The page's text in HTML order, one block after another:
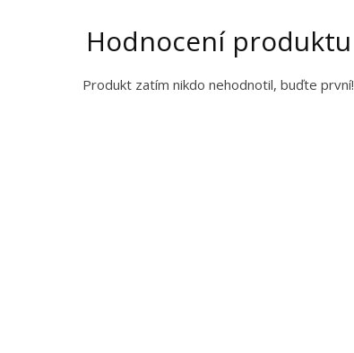
Hodnocení produktu
Produkt zatím nikdo nehodnotil, buďte první!